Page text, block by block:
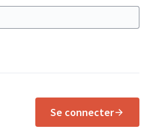
Se connecter